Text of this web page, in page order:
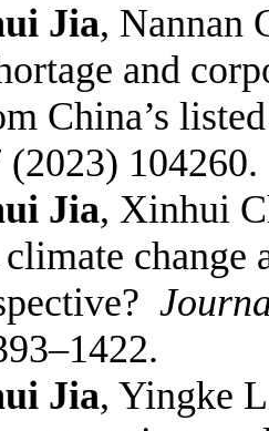
Jia, Nannan
and
China’s
(2023) 104260.
Jia, Xinhui
change
Jia, Yingke